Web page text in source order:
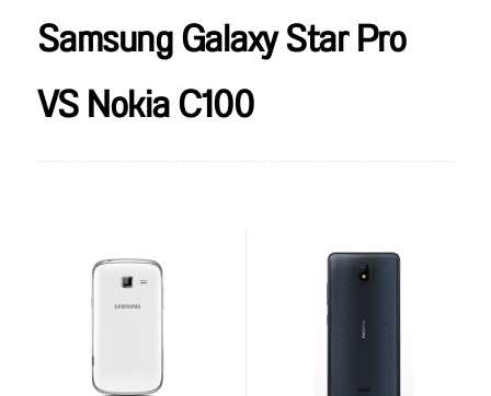
Samsung Galaxy Star Pro
VS Nokia C100